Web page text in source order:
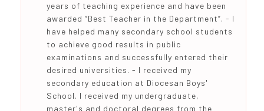
years of teaching experience and have been
awarded “Best Teacher in the Department”. - I
have helped many secondary school students
to achieve good results in public
examinations and successfully entered their
desired universities. - I received my
secondary education at Diocesan Boys'
School. I received my undergraduate,
master's and doctoral degrees from the